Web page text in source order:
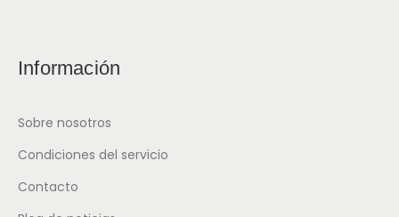
Información
Sobre nosotros
Condiciones del servicio
Contacto